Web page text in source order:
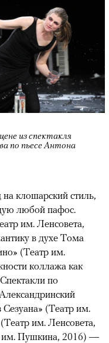
из спектакля
по пьесе Антона
клошарский стиль,
любой пафос.
им. Ленсовета,
в духе Тома
(Театр им.
коллажа как
по
(Театр им.
им. Ленсовета,
им. Пушкина, 2016) —